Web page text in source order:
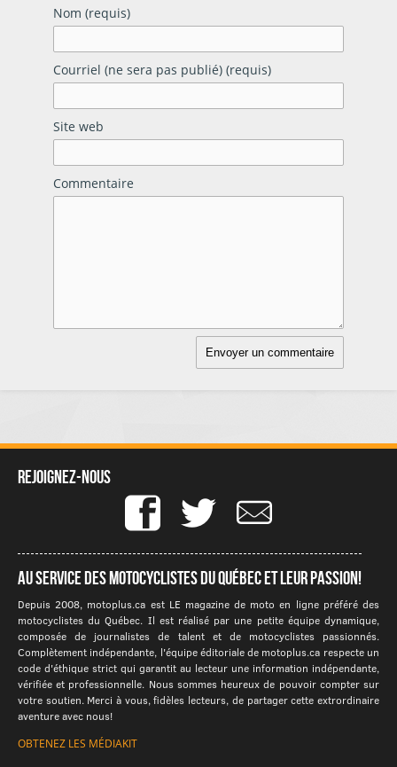
Nom (requis)
Courriel (ne sera pas publié) (requis)
Site web
Commentaire
Rejoignez-nous
Au service des motocyclistes du québec et leur passion!
Depuis 2008, motoplus.ca est LE magazine de moto en ligne préféré des
motocyclistes du Québec. Il est réalisé par une petite équipe dynamique,
composée de journalistes de talent et de motocyclistes passionnés.
Complètement indépendante, l'équipe éditoriale de motoplus.ca respecte un
code d'éthique strict qui garantit au lecteur une information indépendante,
vérifiée et professionnelle. Nous sommes heureux de pouvoir compter sur
votre soutien. Merci à vous, fidèles lecteurs, de partager cette extrordinaire
aventure avec nous!
OBTENEZ LES MÉDIAKIT